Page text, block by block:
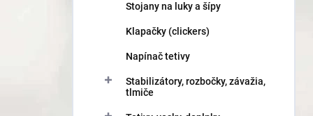
Stojany na luky a šípy
Klapačky (clickers)
Napínač tetivy
Stabilizátory, rozbočky, závažia,
tlmiče